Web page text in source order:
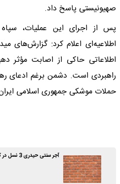
صهیونیستی پاسخ داد.
پس از اجرای این عملیات، سپاه
اطلاعیه‌ای اعلام کرد: گزارش‌های
اطلاعاتی حاکی از اصابت مؤثر
راهبردی است. دشمن برغم ادعای
حملات موشکی جمهوری اسلامی
آجر سنتی حیدری 3 نسل در کنار ایرانیان